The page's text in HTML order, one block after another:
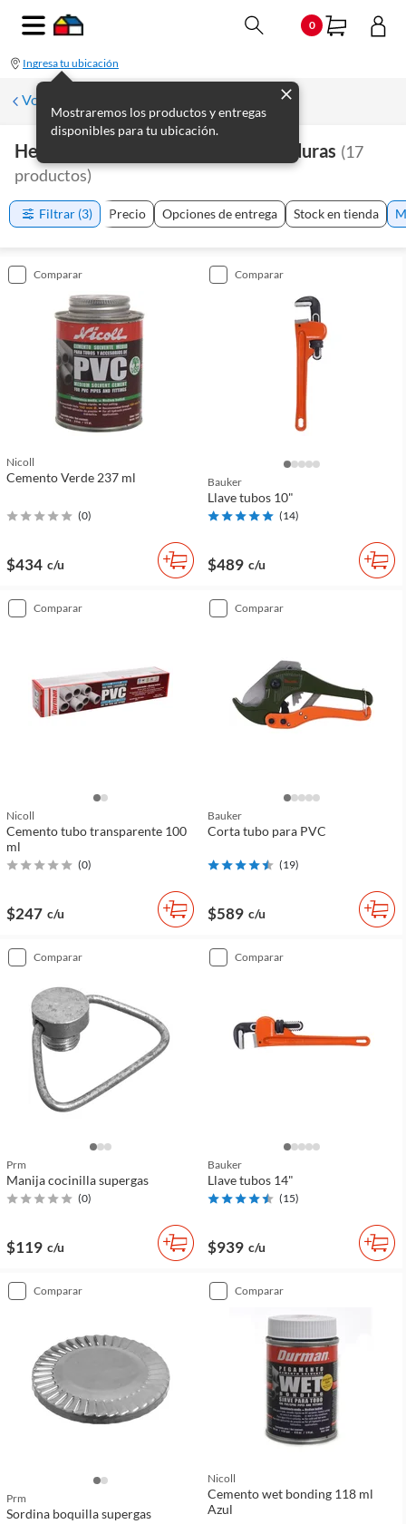
0
Ingresa tu ubicación
Mostraremos los productos y entregas
disponibles para tu ubicación.
Volver a Plomería
Herramientas De Plomería Y Soldaduras (17
productos)
Filtrar (3) Precio Opciones de entrega Stock en tienda
comparar
Nicoll
Cemento Verde 237 ml
(0)
$434 c/u
comparar
Bauker
Llave tubos 10"
(14)
$489 c/u
comparar
Nicoll
Cemento tubo transparente 100
ml
(0)
$247 c/u
comparar
Bauker
Corta tubo para PVC
(19)
$589 c/u
comparar
Prm
Manija cocinilla supergas
(0)
$119 c/u
comparar
Bauker
Llave tubos 14"
(15)
$939 c/u
comparar
Prm
Sordina boquilla supergas
comparar
Nicoll
Cemento wet bonding 118 ml
Azul